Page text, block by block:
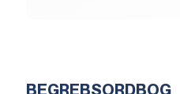
BEGREBSORDBOG